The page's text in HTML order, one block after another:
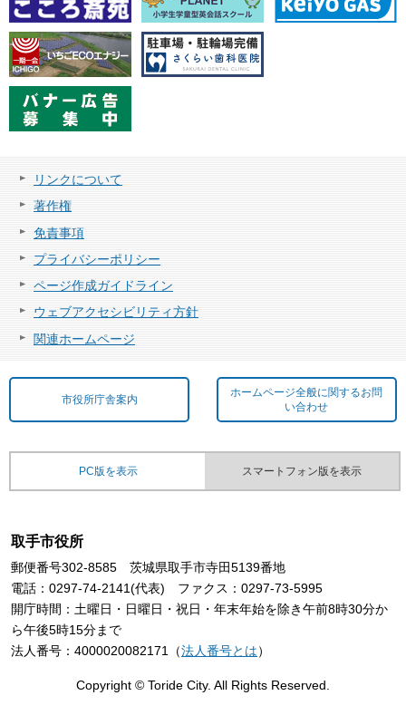
リンクについて
著作権
免責事項
プライバシーポリシー
ページ作成ガイドライン
ウェブアクセシビリティ方針
関連ホームページ
市役所庁舎案内
ホームページ全般に関するお問
い合わせ
PC版を表示 スマートフォン版を表示
取手市役所
郵便番号302-8585 茨城県取手市寺田5139番地
電話：0297-74-2141(代表) ファクス：0297-73-5995
開庁時間：土曜日・日曜日・祝日・年末年始を除き午前8時30分か
ら午後5時15分まで
法人番号：4000020082171（法人番号とは）
Copyright © Toride City. All Rights Reserved.